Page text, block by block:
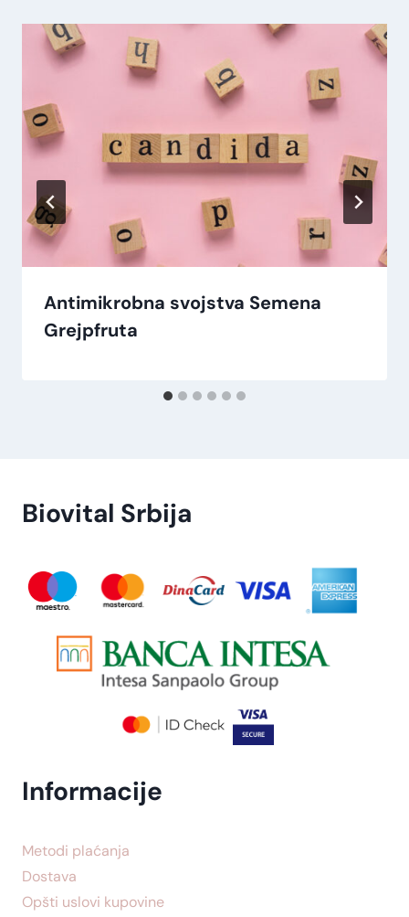
Antimikrobna svojstva Semena
Grejpfruta
Biovital Srbija
Informacije
Metodi plaćanja
Dostava
Opšti uslovi kupovine